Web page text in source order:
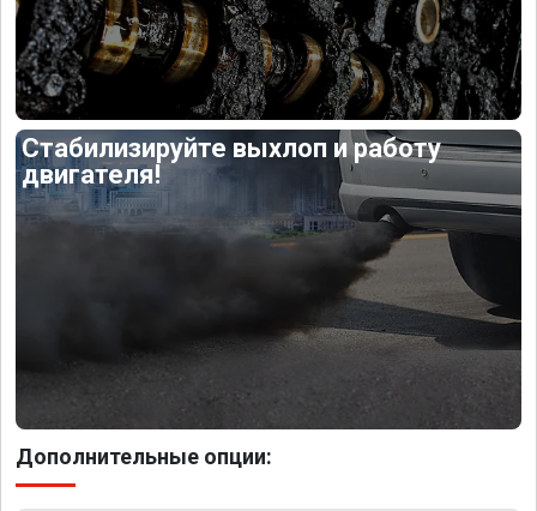
Стабилизируйте выхлоп и работу
двигателя!
Дополнительные опции: